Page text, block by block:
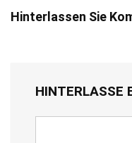
Hinterlassen Sie
HINTERLASSE